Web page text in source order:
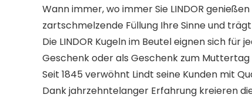
Wann immer, wo immer Sie LINDOR
zartschmelzende Füllung Ihre Sinne und
Die LINDOR Kugeln im Beutel eignen sich
Geschenk oder als Geschenk zum Muttertag
Seit 1845 verwöhnt Lindt seine Kunden mit
Dank jahrzehntelanger Erfahrung kreieren